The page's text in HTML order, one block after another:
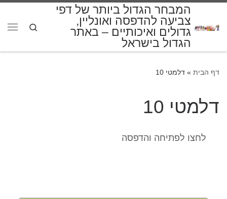
המבחר הגדול ביותר של דפי
צביעה להדפסה ואונליין,
גדולים ואיכותיים – באתר
הגדול בישראל
Search
דף הבית » דלמטי 10
דלמטי 10
לחצו לפתיחה והדפסה